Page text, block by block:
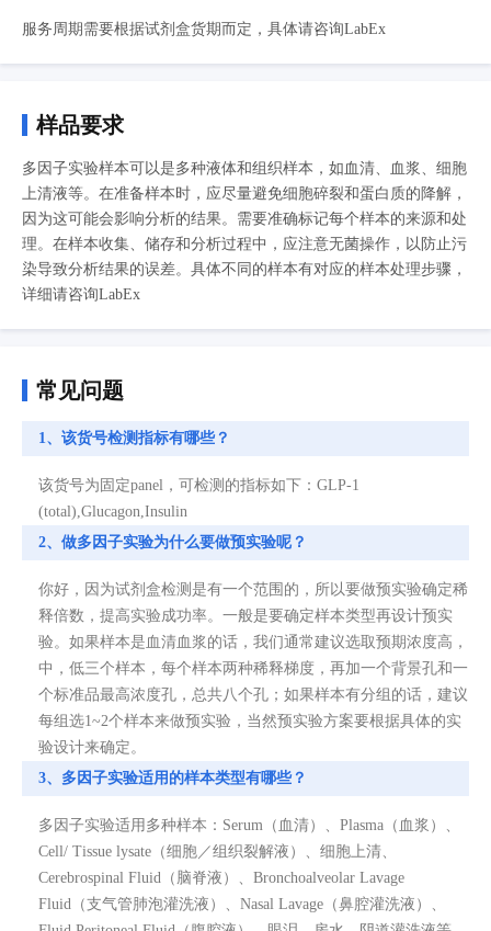
服务周期需要根据试剂盒货期而定，具体请咨询LabEx
样品要求
多因子实验样本可以是多种液体和组织样本，如血清、血浆、细胞
上清液等。在准备样本时，应尽量避免细胞碎裂和蛋白质的降解，
因为这可能会影响分析的结果。需要准确标记每个样本的来源和处
理。在样本收集、储存和分析过程中，应注意无菌操作，以防止污
染导致分析结果的误差。具体不同的样本有对应的样本处理步骤，
详细请咨询LabEx
常见问题
1、该货号检测指标有哪些？
该货号为固定panel，可检测的指标如下：GLP-1
(total),Glucagon,Insulin
2、做多因子实验为什么要做预实验呢？
你好，因为试剂盒检测是有一个范围的，所以要做预实验确定稀
释倍数，提高实验成功率。一般是要确定样本类型再设计预实
验。如果样本是血清血浆的话，我们通常建议选取预期浓度高，
中，低三个样本，每个样本两种稀释梯度，再加一个背景孔和一
个标准品最高浓度孔，总共八个孔；如果样本有分组的话，建议
每组选1~2个样本来做预实验，当然预实验方案要根据具体的实
验设计来确定。
3、多因子实验适用的样本类型有哪些？
多因子实验适用多种样本：Serum（血清）、Plasma（血浆）、
Cell/ Tissue lysate（细胞／组织裂解液）、细胞上清、
Cerebrospinal Fluid（脑脊液）、Bronchoalveolar Lavage
Fluid（支气管肺泡灌洗液）、Nasal Lavage（鼻腔灌洗液）、